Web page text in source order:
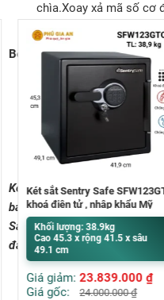
chìa.Xoay xả mã số cơ
toàn.
Bộ sản phẩm bao gồm
01 két sắt Truly TSD155
01 bộ khóa chìa chính +
01 cây đổi mã
Hướng dẫn sử dụng
Phiếu bảo hành + phiếu
Két sắt Phú Gia An cam kết
bảo rõ ràng về nguồn gốc
Sản phẩm được đóng gói
đảm bảo bảo mật thông tin
Két sắt Sentry Safe SFW123GTC
khoá điện tử , nhập khẩu Mỹ
Khối lượng: 38.9kg
Cao 45.3 x rộng 41.5 x sâu
49.1 cm
Giá giảm:23.839.000₫
Giá gốc: 24.000.000₫